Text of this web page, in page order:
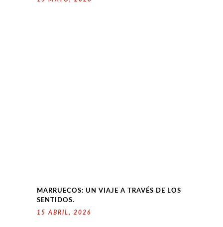
MARRUECOS: UN VIAJE A TRAVÉS DE LOS
SENTIDOS.
15 ABRIL, 2026